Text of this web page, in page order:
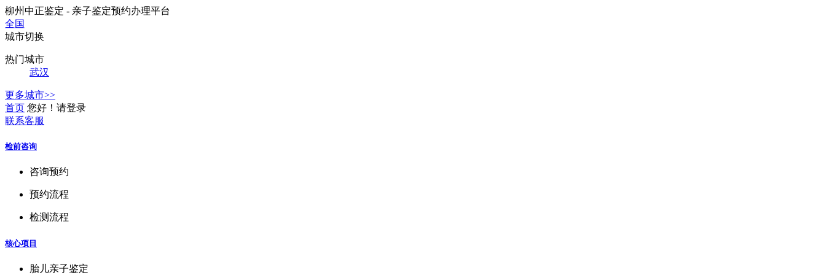
柳州中正鉴定 - 亲子鉴定预约办理平台
全国
城市切换
热门城市
武汉
更多城市>>
首页 您好！请登录
联系客服
检前咨询
咨询预约
预约流程
检测流程
核心项目
胎儿亲子鉴定